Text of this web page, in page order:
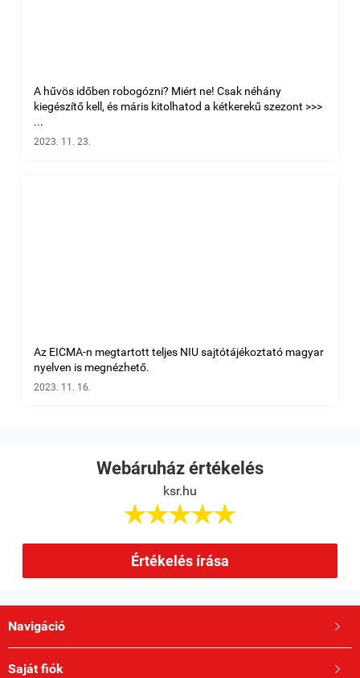
A hűvös időben robogózni? Miért ne! Csak néhány
kiegészítő kell, és máris kitolhatod a kétkerekű szezont >>>
...
2023. 11. 23.
Az EICMA-n megtartott teljes NIU sajtótájékoztató magyar
nyelven is megnézhető.
2023. 11. 16.
Webáruház értékelés
ksr.hu

Értékelés írása
Navigáció 
Saját fiók 